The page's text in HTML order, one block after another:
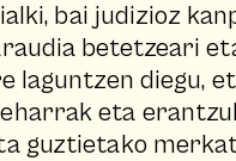
bai judizioz
betetzeari
laguntzen diegu,
eta
guztietako